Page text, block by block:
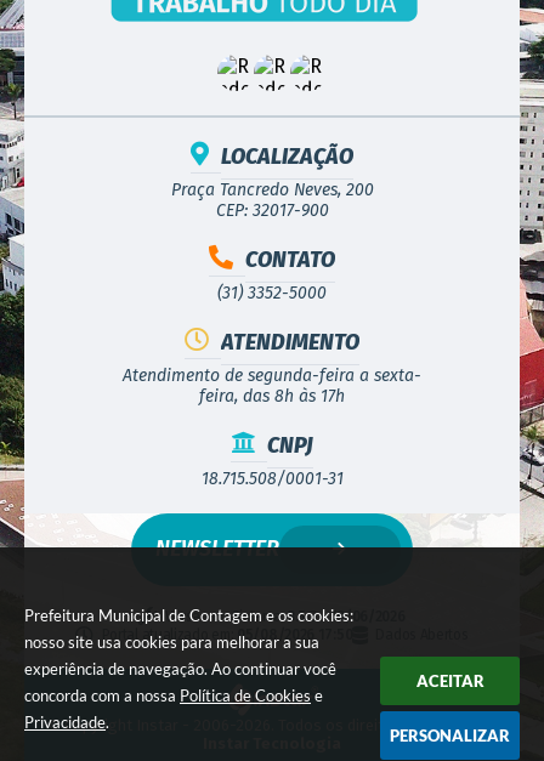
Prefeitura Municipal de Contagem e os cookies:
nosso site usa cookies para melhorar a sua
experiência de navegação. Ao continuar você
concorda com a nossa Política de Cookies e
Privacidade.
ACEITAR
PERSONALIZAR
LOCALIZAÇÃO
Praça Tancredo Neves, 200
CEP: 32017-900
CONTATO
(31) 3352-5000
ATENDIMENTO
Atendimento de segunda-feira a sexta-
feira, das 8h às 17h
CNPJ
18.715.508/0001-31
Versão do Sistema:3.5.3 - 19/06/2026
Portal atualizado em:
05/08/2026 17:50
NEWSLETTER
© Copyright Instar - 2006-2026. Todos os direitos reservados -